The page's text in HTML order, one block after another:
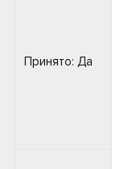
Принято: Да